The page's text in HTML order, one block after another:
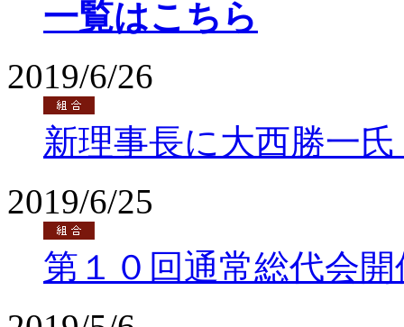
一覧はこちら
2019/6/26
新理事長に大西勝一
2019/6/25
第１０回通常総代会開